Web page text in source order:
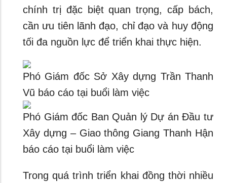
chính trị đặc biệt quan trọng, cấp bách,
cần ưu tiên lãnh đạo, chỉ đạo và huy động
tối đa nguồn lực để triển khai thực hiện.
Phó Giám đốc Sở Xây dựng Trần Thanh
Vũ báo cáo tại buổi làm việc
Phó Giám đốc Ban Quản lý Dự án Đầu tư
Xây dựng – Giao thông Giang Thanh Hận
báo cáo tại buổi làm việc
Trong quá trình triển khai đồng thời nhiều